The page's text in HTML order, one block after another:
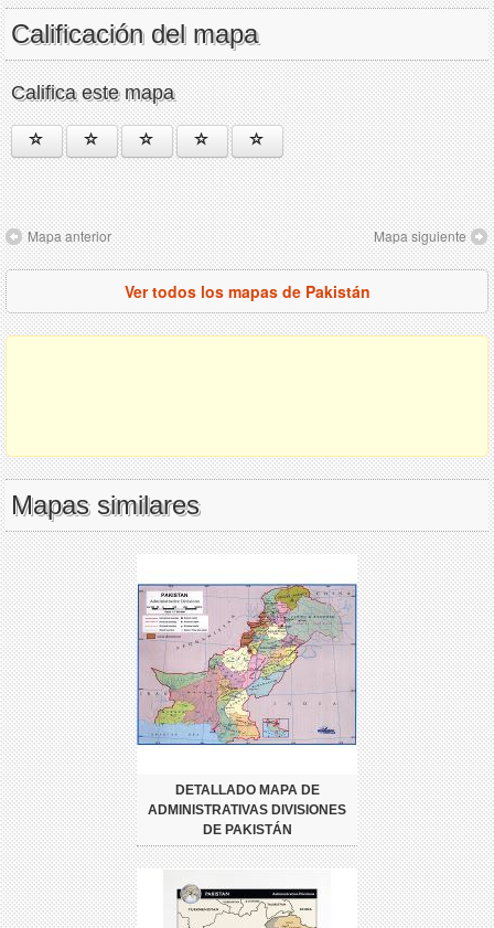
Calificación del mapa
Califica este mapa
Mapa anterior Mapa siguiente
Ver todos los mapas de Pakistán
Mapas similares
DETALLADO MAPA DE
ADMINISTRATIVAS DIVISIONES
DE PAKISTÁN